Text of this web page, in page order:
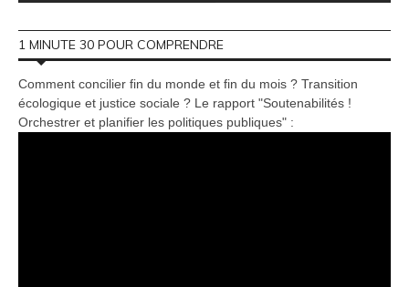
1 MINUTE 30 POUR COMPRENDRE
Comment concilier fin du monde et fin du mois ? Transition
écologique et justice sociale ? Le rapport "Soutenabilités !
Orchestrer et planifier les politiques publiques" :